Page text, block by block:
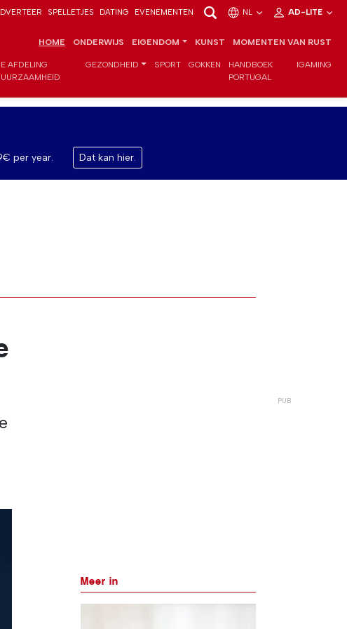
SPELLETJES DATING EVENEMENTEN NL AD-LITE
HOME ONDERWIJS EIGENDOM KUNST MOMENTEN VAN RUST
AFDELING
GEZONDHEID SPORT GOKKEN
HANDBOEK
PORTUGAL
IGAMING
per year. Dat kan hier.
Meer in